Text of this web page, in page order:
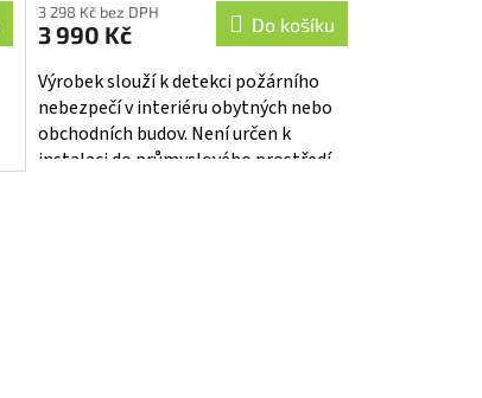
produktu
je
5,0
z
5
hvězdiček.
3 298 Kč bez DPH
3 990 Kč Do košíku
Výrobek slouží k detekci požárního
nebezpečí v interiéru obytných nebo
obchodních budov. Není určen k
instalaci do průmyslového prostředí.